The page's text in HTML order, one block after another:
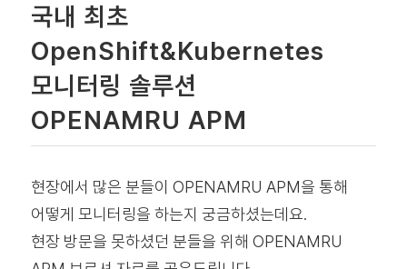
국내 최초
OpenShift&Kubernetes
모니터링 솔루션
OPENAMRU APM
현장에서 많은 분들이 OPENAMRU APM을 통해
어떻게 모니터링을 하는지 궁금하셨는데요.
현장 방문을 못하셨던 분들을 위해 OPENAMRU